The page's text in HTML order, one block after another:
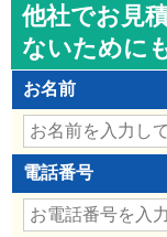
他社でお見
ないために
お名前
電話番号